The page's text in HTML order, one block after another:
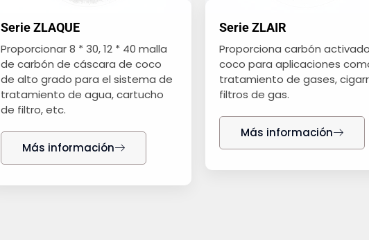
Serie ZLAQUE
Proporcionar 8 * 30, 12 * 40 malla
de carbón de cáscara de coco
de alto grado para el sistema de
tratamiento de agua, cartucho
de filtro, etc.
Más información
Serie ZLAIR
Proporciona carbón
coco para aplicaciones
tratamiento de gases,
filtros de gas.
Más información